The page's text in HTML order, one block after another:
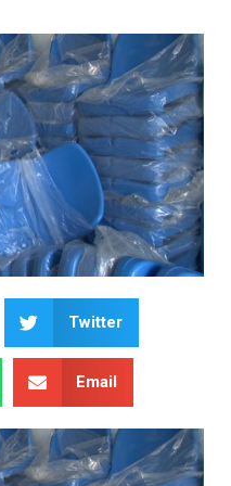
Twitter
Email